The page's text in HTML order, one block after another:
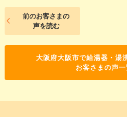
前のお客さまの
声を読む
大阪府大阪市で給湯器・湯
お客さまの声